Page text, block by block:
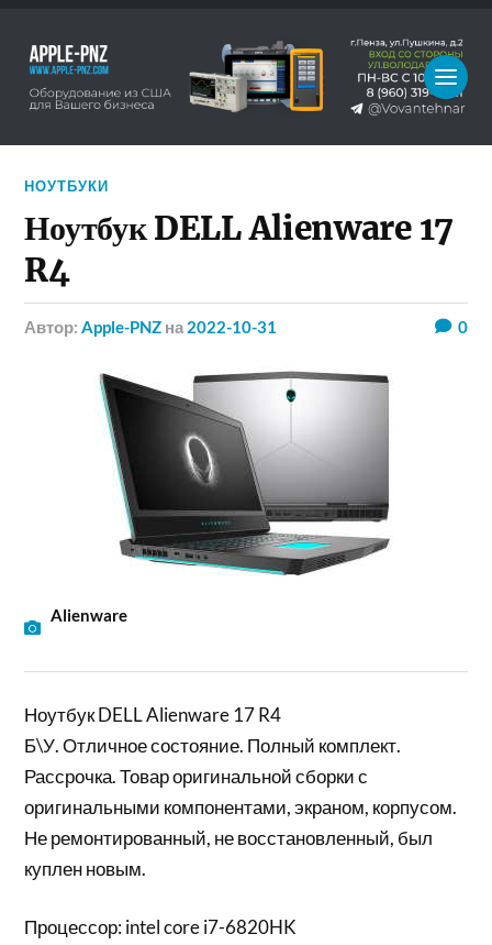
НОУТБУКИ
Ноутбук DELL Alienware 17
R4
Автор:Apple-PNZ на 2022-10-31 0
Alienware
Ноутбук DELL Alienware 17 R4
Б\У. Отличное состояние. Полный комплект.
Рассрочка. Товар оригинальной сборки с
оригинальными компонентами, экраном, корпусом.
Не ремонтированный, не восстановленный, был
куплен новым.
Процессор: intel core i7-6820HK